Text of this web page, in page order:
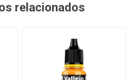
relacionados